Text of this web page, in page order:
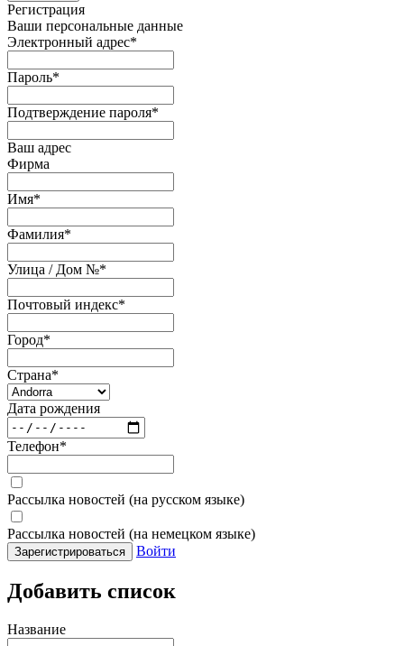
Регистрация
Ваши персональные данные
Электронный адрес*
Пароль*
Подтверждение пароля*
Ваш адрес
Фирма
Имя*
Фамилия*
Улица / Дом №*
Почтовый индекс*
Город*
Страна*
Дата рождения
Телефон*
Рассылка новостей (на русском языке)
Рассылка новостей (на немецком языке)
Зарегистрироваться Войти
Добавить список
Название